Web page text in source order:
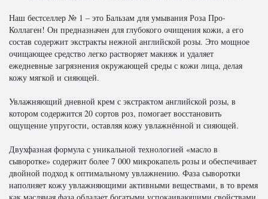
Наш бестселлер № 1 – это Бальзам для умывания Роза Про-
Коллаген! Он предназначен для глубокого очищения кожи, а его
состав содержит экстракты нежной английской розы. Это мощное
очищающее средство легко растворяет макияж и удаляет
ежедневные загрязнения окружающей среды с кожи лица, делая
кожу мягкой и сияющей.
Увлажняющий дневной крем с экстрактом английской розы, в
котором содержится 20 сортов роз, помогает восстановить
ощущение упругости, оставляя кожу увлажнённой и сияющей.
Двухфазная формула с уникальной технологией «масло в
сыворотке» содержит более 7 000 микрокапель розы и обеспечивает
двойной подход к оптимальному увлажнению. Фаза сыворотки
наполняет кожу увлажняющими активными веществами, в то время